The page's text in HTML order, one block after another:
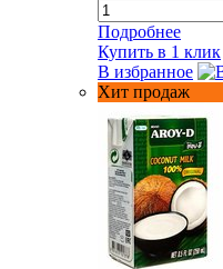
Подробнее
Купить в 1 клик
В избранное
Хит продаж